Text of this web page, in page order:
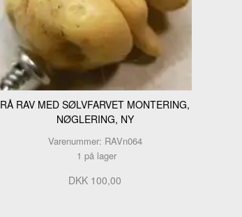
RÅ RAV MED SØLVFARVET MONTERING,
NØGLERING, NY
Varenummer: RAVn064
1 på lager
DKK 100,00